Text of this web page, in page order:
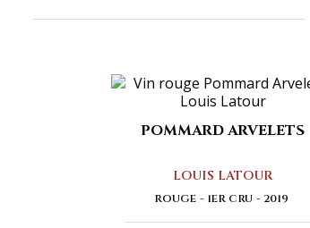
POMMARD ARVELETS
LOUIS LATOUR
ROUGE 1ER CRU 2019